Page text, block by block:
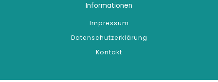
Informationen
Impressum
Datenschutzerklärung
Kontakt